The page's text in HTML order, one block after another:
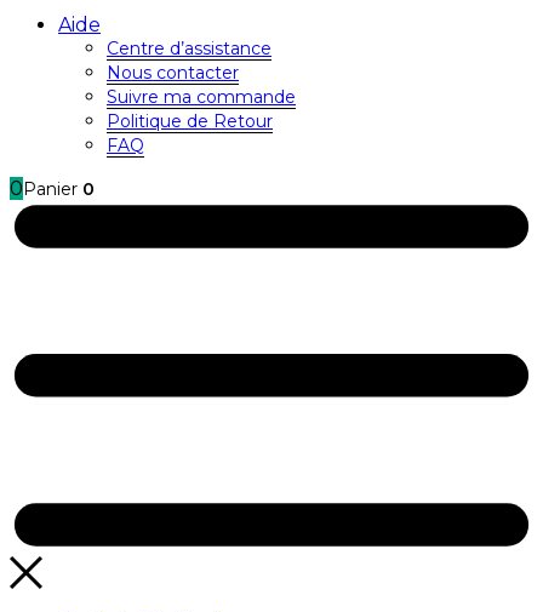
Aide
Centre d’assistance
Nous contacter
Suivre ma commande
Politique de Retour
FAQ
0 Panier 0